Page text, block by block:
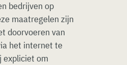
bedrijven op
maatregelen zijn
doorvoeren van
het internet te
expliciet om